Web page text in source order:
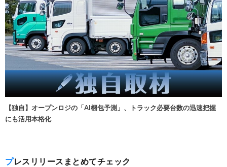
【独自】オープンロジの「AI梱包予測」、トラック必要台数の迅速把握
にも活用本格化
プレスリリースまとめてチェック